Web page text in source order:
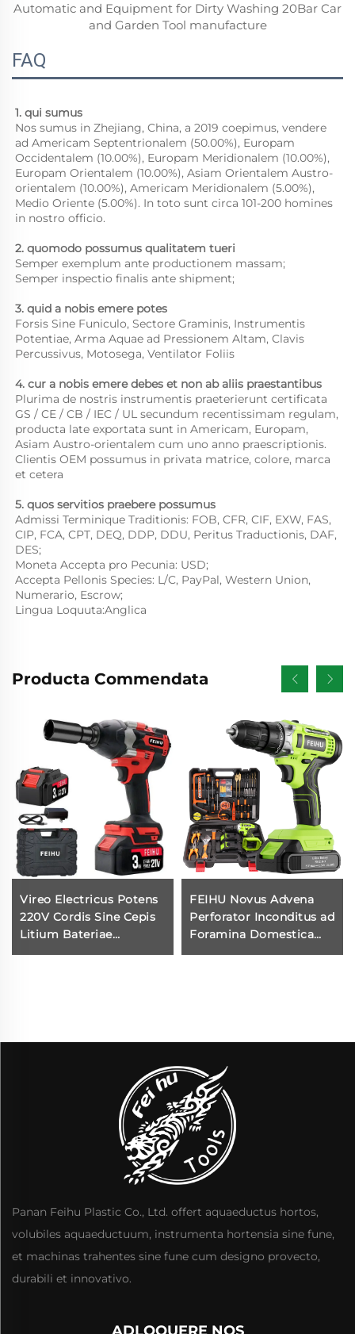
FAQ
1. qui sumus
Nos sumus in Zhejiang, China, a 2019 coepimus, vendere
ad Americam Septentrionalem (50.00%), Europam
Occidentalem (10.00%), Europam Meridionalem (10.00%),
Europam Orientalem (10.00%), Asiam Orientalem Austro-
orientalem (10.00%), Americam Meridionalem (5.00%),
Medio Oriente (5.00%). In toto sunt circa 101-200 homines
in nostro officio.
2. quomodo possumus qualitatem tueri
Semper exemplum ante productionem massam;
Semper inspectio finalis ante shipment;
3. quid a nobis emere potes
Forsis Sine Funiculo, Sectore Graminis, Instrumentis
Potentiae, Arma Aquae ad Pressionem Altam, Clavis
Percussivus, Motosega, Ventilator Foliis
4. cur a nobis emere debes et non ab aliis praestantibus
Plurima de nostris instrumentis praeterierunt certificata
GS / CE / CB / IEC / UL secundum recentissimam regulam,
producta late exportata sunt in Americam, Europam,
Asiam Austro-orientalem cum uno anno praescriptionis.
Clientis OEM possumus in privata matrice, colore, marca
et cetera
5. quos servitios praebere possumus
Admissi Terminique Traditionis: FOB, CFR, CIF, EXW, FAS,
CIP, FCA, CPT, DEQ, DDP, DDU, Peritus Traductionis, DAF,
DES;
Moneta Accepta pro Pecunia: USD;
Accepta Pellonis Species: L/C, PayPal, Western Union,
Numerario, Escrow;
Lingua Loquuta:Anglica
Producta Commendata
Vireo Electricus Potens
220V Cordis Sine Cepis
Litium Bateriae
Percussio Clavis
FEIHU Novus Advena
Perforator Inconditus ad
Foramina Domestica
Wireless Miniatura
Panan Feihu Plastic Co., Ltd. offert aquaeductus hortos,
volubiles aquaeductuum, instrumenta hortensia sine fune,
et machinas trahentes sine fune cum designo provecto,
durabili et innovativo.